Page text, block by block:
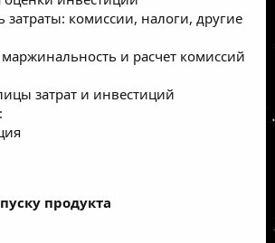
затраты: комиссии, налоги, другие
маржинальность и расчет комиссий
затрат и инвестиций
продукта